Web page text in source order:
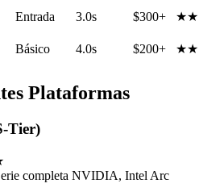
Entrada 3.0s $300+
Básico 4.0s $200+
Plataformas
Tier)
completa NVIDIA, Intel Arc